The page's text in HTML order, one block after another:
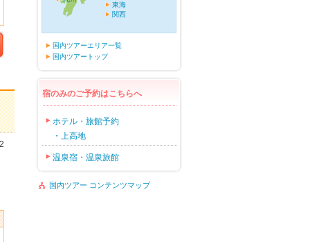
東海
関西
国内ツアーエリア一覧
国内ツアートップ
宿のみのご予約はこちらへ
ホテル・旅館予約
・上高地
温泉宿・温泉旅館
国内ツアー コンテンツマップ